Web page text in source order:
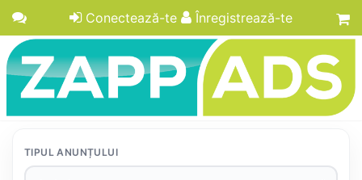
Conectează-te Înregistrează-te
TIPUL ANUNȚULUI